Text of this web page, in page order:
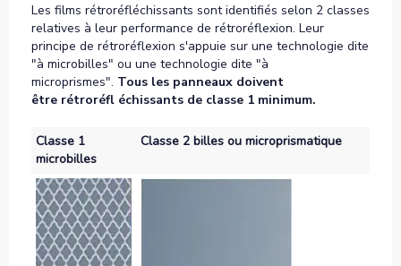
Les films rétroréfléchissants sont identifiés selon 2 classes
relatives à leur performance de rétroréflexion. Leur
principe de rétroréflexion s'appuie sur une technologie dite
"à microbilles" ou une technologie dite "à
microprismes". Tous les panneaux doivent
être rétroréfl échissants de classe 1 minimum.
Classe 1
microbilles
Classe 2 billes ou microprismatique